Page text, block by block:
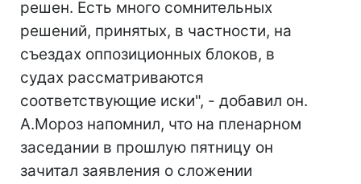
решен. Есть много сомнительных
решений, принятых, в частности, на
съездах оппозиционных блоков, в
судах рассматриваются
соответствующие иски", - добавил он.
А.Мороз напомнил, что на пленарном
заседании в прошлую пятницу он
зачитал заявления о сложении